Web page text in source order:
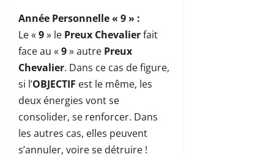
Année Personnelle « 9 » :
Le «9» le Preux Chevalierfait
face au «9» autre Preux
Chevalier. Dans ce cas de figure,
si l’OBJECTIF est le même, les
deux énergies vont se
consolider, se renforcer. Dans
les autres cas, elles peuvent
s’annuler, voire se détruire !